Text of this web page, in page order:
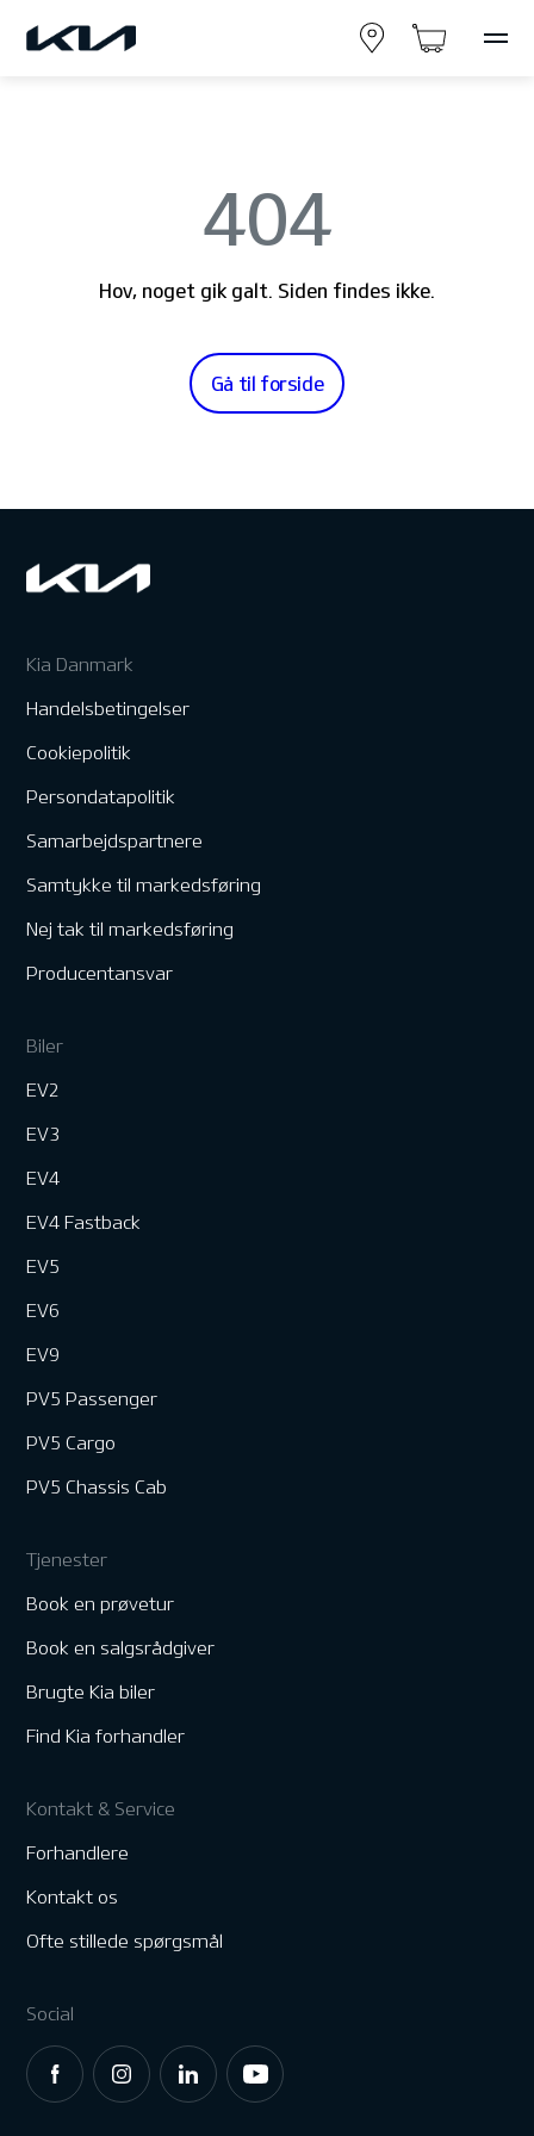
404
Hov, noget gik galt. Siden findes ikke.
Gå til forside
Kia Danmark
Handelsbetingelser
Cookiepolitik
Persondatapolitik
Samarbejdspartnere
Samtykke til markedsføring
Nej tak til markedsføring
Producentansvar
Biler
EV2
EV3
EV4
EV4 Fastback
EV5
EV6
EV9
PV5 Passenger
PV5 Cargo
PV5 Chassis Cab
Tjenester
Book en prøvetur
Book en salgsrådgiver
Brugte Kia biler
Find Kia forhandler
Kontakt & Service
Forhandlere
Kontakt os
Ofte stillede spørgsmål
Social